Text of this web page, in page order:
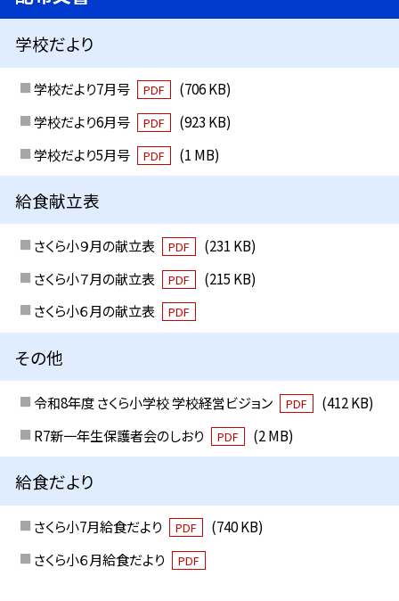
学校だより
学校だより7月号 PDF
(706 KB)
学校だより6月号
PDF
(923 KB)
学校だより5月号
PDF (1 MB)
給食献立表
さくら小９月の献立表 PDF
(231 KB)
さくら小７月の献立表
PDF
(215 KB)
さくら小６月の献立表
PDF
その他
令和8年度 さくら小学校 学校経営ビジョン PDF
(412 KB)
R7新一年生保護者会のしおり
PDF (2 MB)
給食だより
さくら小7月給食だより PDF
(740 KB)
さくら小６月給食だより
PDF